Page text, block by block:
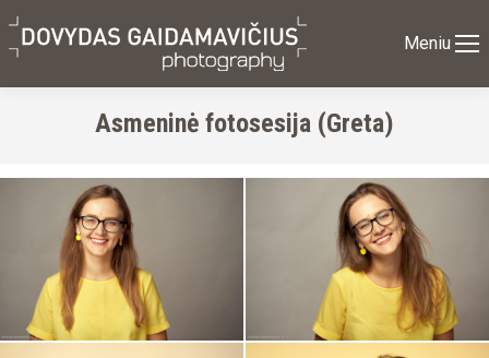
Meniu
Asmeninė fotosesija (Greta)